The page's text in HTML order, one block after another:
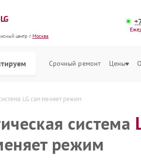
центр г.Москва
Срочный ремонт Цены
LG сам меняет режим
система
режим